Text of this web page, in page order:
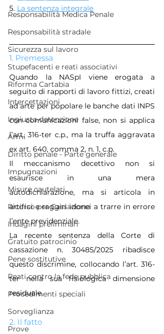
Responsabilità Medica Penale
Responsabilità stradale
Sicurezza sul lavoro
Stupefacenti e reati associativi
Riforma Cartabia
Intercettazioni
Ingiusta detenzione
Armi
Diritto penale - Parte generale
Impugnazioni
Misure cautelari
Ricorso per Cassazione
Indagini preliminari
Gratuito patrocinio
Pene sostitutive
Reati contro la fede pubblica
Procedimenti speciali
Sorveglianza
Prove
5. La sentenza integrale
1. Premessa
Quando la NASpI viene erogata a
seguito di rapporti di lavoro fittizi, creati
ad arte per popolare le banche dati INPS
con comunicazioni false, non si applica
l’art. 316-ter c.p., ma la truffa aggravata
ex art. 640, comma 2, n. 1, c.p.
Il meccanismo decettivo non si
esaurisce in una mera
autodichiarazione, ma si articola in
artifici e raggiri idonei a trarre in errore
l’ente previdenziale.
La recente sentenza della Corte di
cassazione n. 30485/2025 ribadisce
questo discrimine, collocando l’art. 316-
ter nella sua fisiologica dimensione
residuale.
2. Il fatto